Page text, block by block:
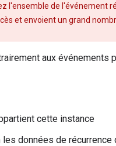
l'ensemble de l'événement
et envoient un grand
aux événements
cette instance
données de récurrence